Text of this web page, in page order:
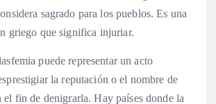
sagrado para los pueblos. Es una
griego que significa injuriar.
puede representar un acto
la reputación o el nombre de
el fin de denigrarla. Hay países donde la